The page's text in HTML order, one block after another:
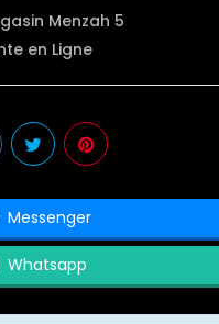
Menzah 5
en Ligne
Messenger
Whatsapp